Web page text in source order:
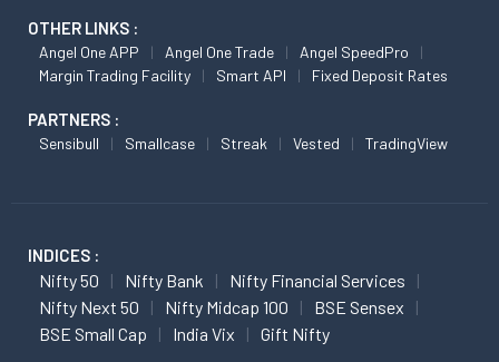
OTHER LINKS :
Angel One APP Angel One Trade
Angel SpeedPro
Margin Trading Facility
Smart API Fixed Deposit Rates
PARTNERS :
Sensibull Smallcase Streak Vested TradingView
INDICES :
Nifty 50 Nifty Bank
Nifty Financial Services
Nifty Next 50
Nifty Midcap 100
BSE Sensex
BSE Small Cap
India Vix Gift Nifty